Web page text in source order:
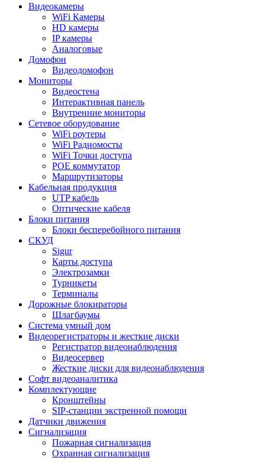
Видеокамеры
WiFi Камеры
HD камеры
IP камеры
Аналоговые
Домофон
Видеодомофон
Мониторы
Видеостена
Интерактивная панель
Внутренние мониторы
Сетевое оборудование
WiFi роутеры
WiFi Радиомосты
WiFi Точки доступа
POE коммутатор
Маршрутизаторы
Кабельная продукция
UTP кабель
Оптические кабеля
Блоки питания
Блоки бесперебойного питания
СКУД
Sigur
Карты доступа
Электрозамки
Турникеты
Терминалы
Дорожные блокираторы
Шлагбаумы
Cистема умный дом
Видеорегистраторы и жесткие диски
Регистратор видеонаблюдения
Видеосервер
Жесткие диски для видеонаблюдения
Софт видеоаналитика
Комплектующие
Кронштейны
SIP-станции экстренной помощи
Датчики движения
Сигнализация
Пожарная сигнализация
Охранная сигнализация